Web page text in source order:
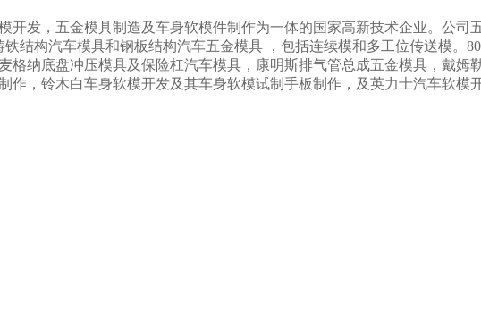
开发，五金模具制造及车身软模件制作为一体的国家高新技术企业。公司
结构汽车模具和钢板结构汽车五金模具 ，包括连续模和多工位传送模。
格纳底盘冲压模具及保险杠汽车模具，康明斯排气管总成五金模具，戴姆
作，铃木白车身软模开发及其车身软模试制手板制作，及英力士汽车软模